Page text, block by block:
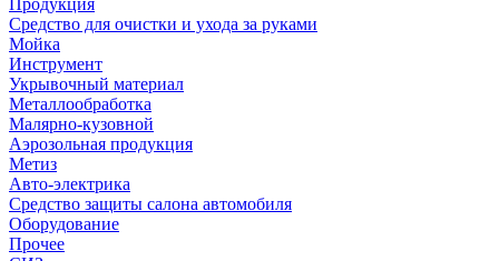
Продукция
Средство для очистки и ухода за руками
Мойка
Инструмент
Укрывочный материал
Металлообработка
Малярно-кузовной
Аэрозольная продукция
Метиз
Авто-электрика
Средство защиты салона автомобиля
Оборудование
Прочее